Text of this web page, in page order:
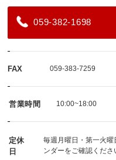
059-382-1698
FAX 059-383-7259
営業時間 10:00~18:00
定休
日
毎週月曜日・第一火
ンダーをご確認くださ